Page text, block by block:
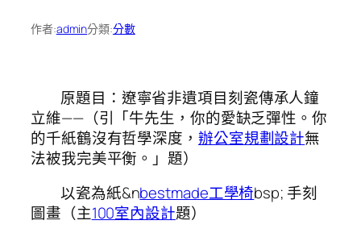
作者:admin分類:分數
原題目：遼寧省非遺項目刻瓷傳承人鐘
立維——（引「牛先生，你的愛缺乏彈性。你
的千紙鶴沒有哲學深度， 辦公室規劃設計無
法被我完美平衡。」題）
以瓷為紙&nbestmade工學椅bsp; 手刻
圖畫（主100室內設計題）